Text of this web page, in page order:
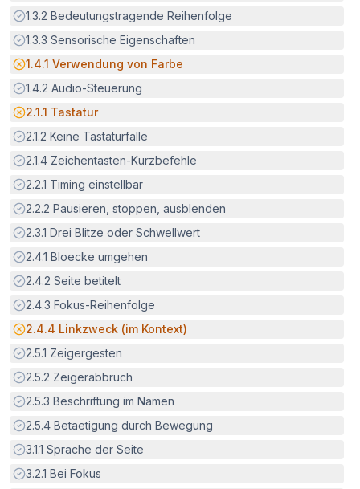
Erfüllt:
1.3.2 Bedeutungstragende Reihenfolge
Erfüllt:
1.3.3 Sensorische Eigenschaften
Potenzielle Barriere:
1.4.1 Verwendung von Farbe
Erfüllt:
1.4.2 Audio-Steuerung
Potenzielle Barriere:
2.1.1 Tastatur
Erfüllt:
2.1.2 Keine Tastaturfalle
Erfüllt:
2.1.4 Zeichentasten-Kurzbefehle
Erfüllt:
2.2.1 Timing einstellbar
Erfüllt:
2.2.2 Pausieren, stoppen, ausblenden
Erfüllt:
2.3.1 Drei Blitze oder Schwellwert
Erfüllt:
2.4.1 Bloecke umgehen
Erfüllt:
2.4.2 Seite betitelt
Erfüllt:
2.4.3 Fokus-Reihenfolge
Potenzielle Barriere:
2.4.4 Linkzweck (im Kontext)
Erfüllt:
2.5.1 Zeigergesten
Erfüllt:
2.5.2 Zeigerabbruch
Erfüllt:
2.5.3 Beschriftung im Namen
Erfüllt:
2.5.4 Betaetigung durch Bewegung
Erfüllt:
3.1.1 Sprache der Seite
Erfüllt:
3.2.1 Bei Fokus